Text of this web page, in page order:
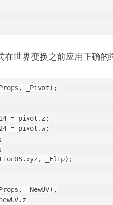
世界变换之前应用正确的
_Pivot);
= pivot.z;
= pivot.w;
_Flip);
_NewUV);